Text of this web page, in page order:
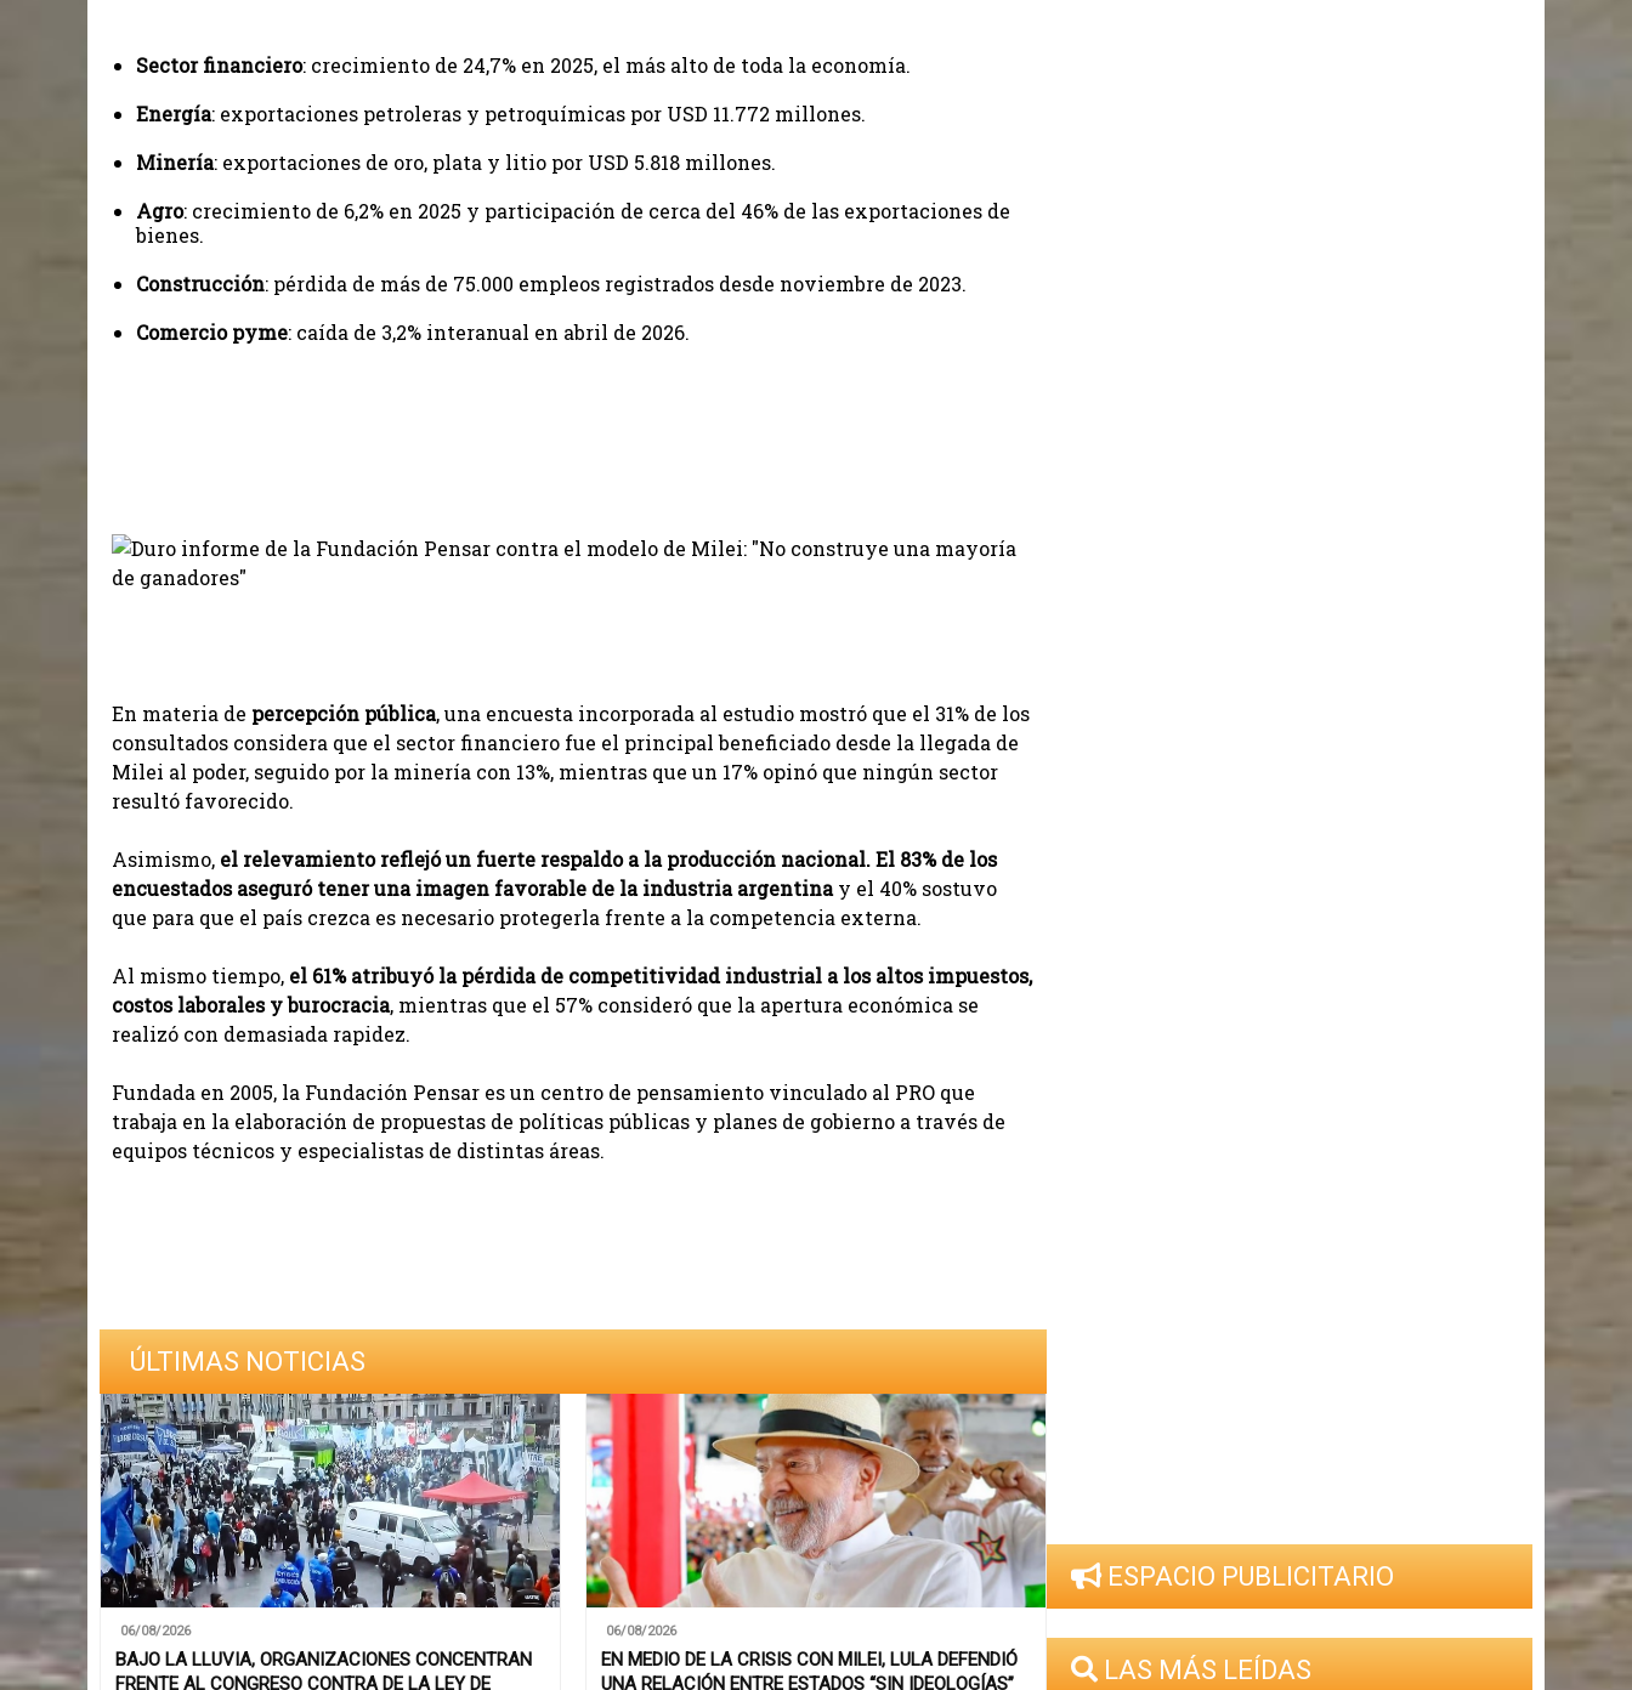
Sector financiero: crecimiento de 24,7% en 2025, el más alto de toda la economía.
Energía: exportaciones petroleras y petroquímicas por USD 11.772 millones.
Minería: exportaciones de oro, plata y litio por USD 5.818 millones.
Agro: crecimiento de 6,2% en 2025 y participación de cerca del 46% de las exportaciones de
bienes.
Construcción: pérdida de más de 75.000 empleos registrados desde noviembre de 2023.
Comercio pyme: caída de 3,2% interanual en abril de 2026.
En materia de percepción pública, una encuesta incorporada al estudio mostró que el 31% de los
consultados considera que el sector financiero fue el principal beneficiado desde la llegada de
Milei al poder, seguido por la minería con 13%, mientras que un 17% opinó que ningún sector
resultó favorecido.
Asimismo, el relevamiento reflejó un fuerte respaldo a la producción nacional. El 83% de los
encuestados aseguró tener una imagen favorable de la industria argentinay el 40% sostuvo
que para que el país crezca es necesario protegerla frente a la competencia externa.
Al mismo tiempo, el 61% atribuyó la pérdida de competitividad industrial a los altos impuestos,
costos laborales y burocracia, mientras que el 57% consideró que la apertura económica se
realizó con demasiada rapidez.
Fundada en 2005, la Fundación Pensar es un centro de pensamiento vinculado al PRO que
trabaja en la elaboración de propuestas de políticas públicas y planes de gobierno a través de
equipos técnicos y especialistas de distintas áreas.
ÚLTIMAS NOTICIAS
06/08/2026
BAJO LA LLUVIA, ORGANIZACIONES CONCENTRAN
FRENTE AL CONGRESO CONTRA DE LA LEY DE
06/08/2026
EN MEDIO DE LA CRISIS CON MILEI, LULA DEFENDIÓ
UNA RELACIÓN ENTRE ESTADOS “SIN IDEOLOGÍAS”
ESPACIO PUBLICITARIO
LAS MÁS LEÍDAS